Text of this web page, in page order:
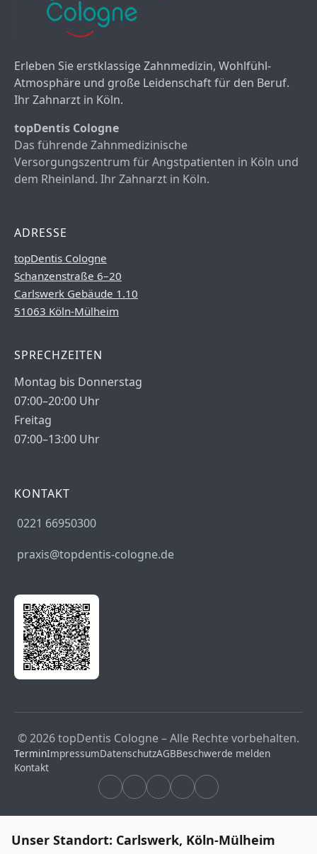
Erleben Sie erstklassige Zahnmedizin, Wohlfühl-
Atmosphäre und große Leidenschaft für den Beruf.
Ihr Zahnarzt in Köln.
topDentis Cologne
Das führende Zahnmedizinische
Versorgungszentrum für Angstpatienten in Köln und
dem Rheinland. Ihr Zahnarzt in Köln.
ADRESSE
topDentis Cologne
Schanzenstraße 6–20
Carlswerk Gebäude 1.10
51063 Köln-Mülheim
SPRECHZEITEN
Montag bis Donnerstag
07:00–20:00 Uhr
Freitag
07:00–13:00 Uhr
KONTAKT
0221 66950300
praxis@topdentis-cologne.de
© 2026 topDentis Cologne – Alle Rechte vorbehalten.
TerminImpressumDatenschutzAGBBeschwerde melden
Kontakt
Unser Standort: Carlswerk, Köln-Mülheim